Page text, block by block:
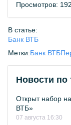
Просмотров:
В статье:
Банк ВТБ
Метки:Банк ВТБ
Новости по
Открыт набор
ВТБ»
07 августа 16:30